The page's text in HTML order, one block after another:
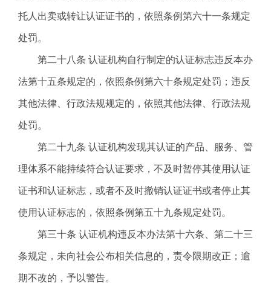
托人出卖或转让认证证书的，依照条例第六十一条规定
处罚。
第二十八条 认证机构自行制定的认证标志违反本办
法第十五条规定的，依照条例第六十条规定处罚；违反
其他法律、行政法规规定的，依照其他法律、行政法规
处罚。
第二十九条 认证机构发现其认证的产品、服务、管
理体系不能持续符合认证要求，不及时暂停其使用认证
证书和认证标志，或者不及时撤销认证证书或者停止其
使用认证标志的，依照条例第五十九条规定处罚。
第三十条 认证机构违反本办法第十六条、第二十三
条规定，未向社会公布相关信息的，责令限期改正；逾
期不改的，予以警告。